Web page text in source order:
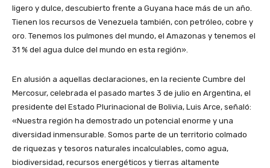
ligero y dulce, descubierto frente a Guyana hace más de un año.
Tienen los recursos de Venezuela también, con petróleo, cobre y
oro. Tenemos los pulmones del mundo, el Amazonas y tenemos el
31 % del agua dulce del mundo en esta región».
En alusión a aquellas declaraciones, en la reciente Cumbre del
Mercosur, celebrada el pasado martes 3 de julio en Argentina, el
presidente del Estado Plurinacional de Bolivia, Luis Arce, señaló:
«Nuestra región ha demostrado un potencial enorme y una
diversidad inmensurable. Somos parte de un territorio colmado
de riquezas y tesoros naturales incalculables, como agua,
biodiversidad, recursos energéticos y tierras altamente